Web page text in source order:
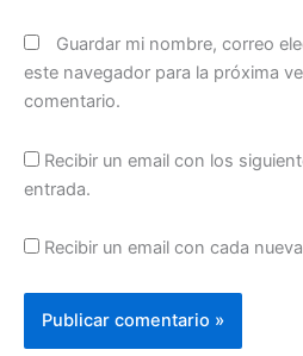
Guardar mi nombre, correo
este navegador para la próxima
comentario.
Recibir un email con los
entrada.
Recibir un email con cada